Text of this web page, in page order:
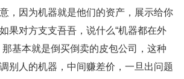
，因为机器就是他们的资产，展示给你
果对方支支吾吾，说什么“机器都在外
那基本就是倒买倒卖的皮包公司，这种
别人的机器，中间赚差价，一旦出问题